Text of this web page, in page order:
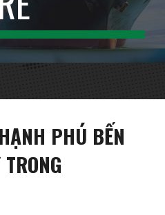
PHÚ BẾN